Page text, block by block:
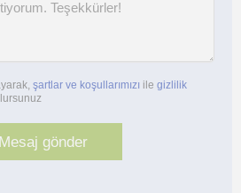
şartlar ve koşullarımızı ile gizlilik